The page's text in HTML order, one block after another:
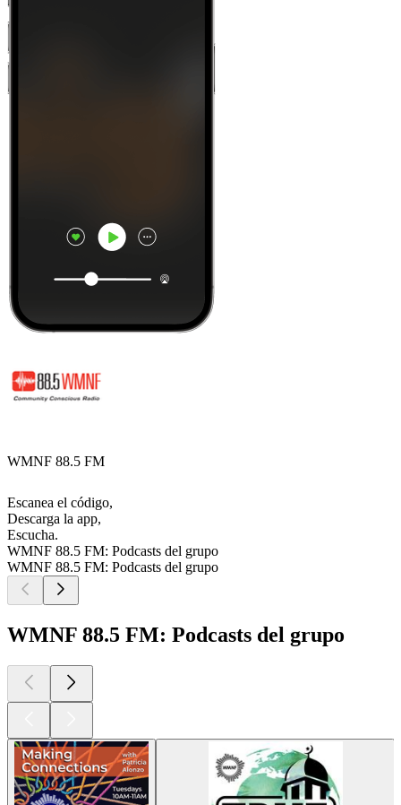
WMNF 88.5 FM
Escanea el código,
Descarga la app,
Escucha.
WMNF 88.5 FM: Podcasts del grupo
WMNF 88.5 FM: Podcasts del grupo
WMNF 88.5 FM: Podcasts del grupo